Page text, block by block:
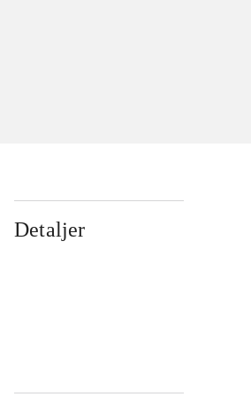
Detaljer